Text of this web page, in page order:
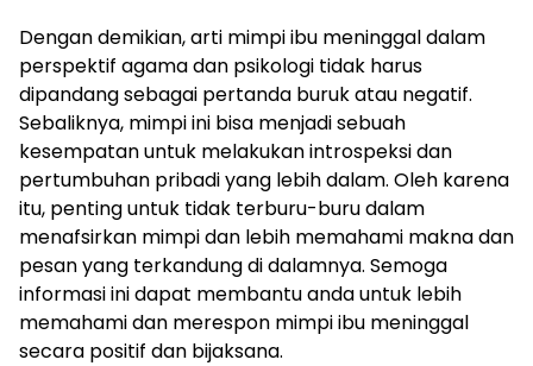
Dengan demikian, arti mimpi ibu meninggal dalam
perspektif agama dan psikologi tidak harus
dipandang sebagai pertanda buruk atau negatif.
Sebaliknya, mimpi ini bisa menjadi sebuah
kesempatan untuk melakukan introspeksi dan
pertumbuhan pribadi yang lebih dalam. Oleh karena
itu, penting untuk tidak terburu-buru dalam
menafsirkan mimpi dan lebih memahami makna dan
pesan yang terkandung di dalamnya. Semoga
informasi ini dapat membantu anda untuk lebih
memahami dan merespon mimpi ibu meninggal
secara positif dan bijaksana.